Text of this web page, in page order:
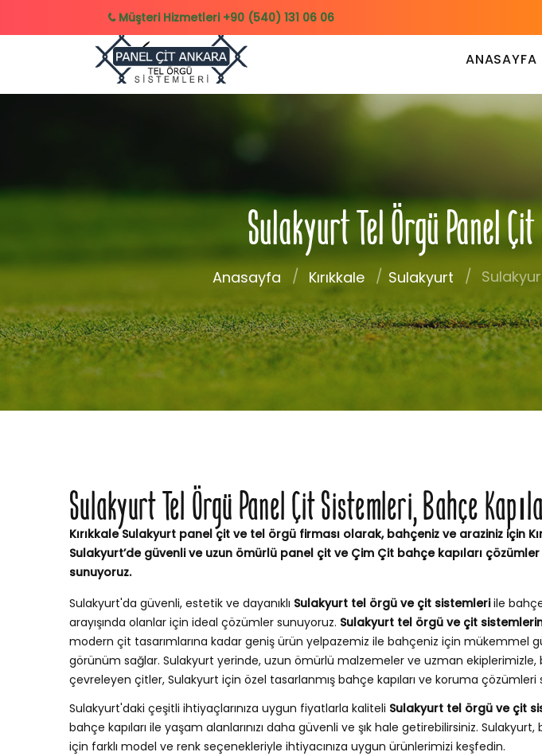
Müşteri Hizmetleri +90 (540) 131 06 06
ANASAYFA
Sulakyurt Tel Örgü Panel
Anasayfa Kırıkkale Sulakyurt
Sulakyurt Tel Örgü Panel Çit Sistemleri, Bahçe
Kırıkkale Sulakyurt panel çit ve tel örgü firması olarak, bahçeniz ve araziniz için
Sulakyurt’de güvenli ve uzun ömürlü panel çit ve Çim Çit bahçe kapıları çözümler
sunuyoruz.
Sulakyurt'da güvenli, estetik ve dayanıklı Sulakyurt tel örgü ve çit sistemleriile bahçe
arayışında olanlar için ideal çözümler sunuyoruz. Sulakyurt tel örgü ve çit
modern çit tasarımlarına kadar geniş ürün yelpazemiz ile bahçeniz için mükemmel
görünüm sağlar. Sulakyurt yerinde, uzun ömürlü malzemeler ve uzman ekiplerimizle,
çevreleyen çitler, Sulakyurt için özel tasarlanmış bahçe kapıları ve koruma çözümleri
Sulakyurt'daki çeşitli ihtiyaçlarınıza uygun fiyatlarla kaliteli Sulakyurt tel örgü ve çit
bahçe kapıları ile yaşam alanlarınızı daha güvenli ve şık hale getirebilirsiniz. Sulakyurt,
için farklı model ve renk seçenekleriyle ihtiyacınıza uygun ürünlerimizi keşfedin.